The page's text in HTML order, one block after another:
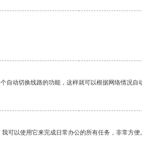
动切换线路的功能，这样就可以根据网络情况自
可以使用它来完成日常办公的所有任务，非常方便。